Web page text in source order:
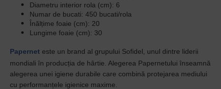
Diametru interior rola (cm): 6
Numar de bucati: 450 bucati/rola
Înălțime foaie (cm): 20
Lungime foaie (cm): 30
Papernet este un brand al grupului Sofidel, unul dintre liderii
mondiali în producția de hârtie. Alegerea Papernetului înseamnă
alegerea unei igiene durabile care combină protejarea mediului
cu performanțele igienice maxime.